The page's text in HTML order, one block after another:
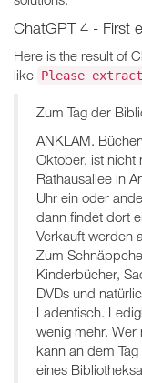
ChatGPT 4 - First
Here is the result of
like Please
Zum Tag der
ANKLAM.
Oktober, ist nicht
Rathausallee in
Uhr ein oder
dann findet dort
Verkauft werden
Zum
Kinderbücher,
DVDs und
Ladentisch.
wenig mehr. Wer
kann an dem
eines